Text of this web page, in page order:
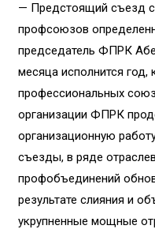
— Предстоящий съезд
профсоюзов
председатель ФПРК
месяца исполнится
профессиональных
организации ФПРК
организационную
съезды, в ряде
профобъединений
результате слияния и
укрупненные мощные